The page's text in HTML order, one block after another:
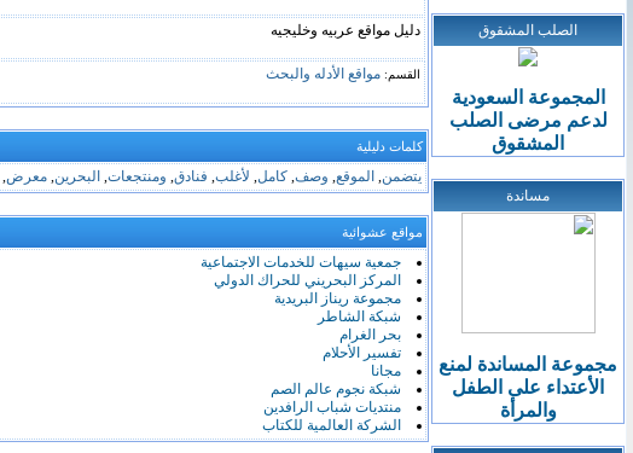
دليل مواقع عربيه وخليجيه
القسم: مواقع الأدله والبحث
كلمات دليلية
يتضمن, الموقع, وصف, كامل, لأغلب, فنادق, ومنتجعات, البحرين, معرض,
مواقع عشوائية
جمعية سيهات للخدمات الاجتماعية
المركز البحريني للحراك الدولي
مجموعة ريناز البريدية
شبكة الشاطر
بحر الغرام
تفسير الأحلام
مجانا
شبكة نجوم عالم الصم
منتديات شباب الرافدين
الشركة العالمية للكتاب
الصلب المشقوق
المجموعة السعودية
لدعم مرضى الصلب
المشقوق
مساندة
مجموعة المساندة لمنع
الأعتداء على الطفل
والمرأة